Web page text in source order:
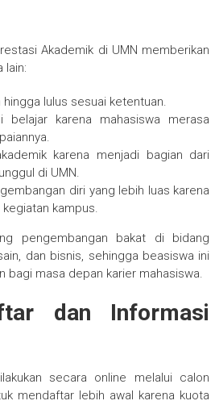
Akademik di UMN memberikan
lain:
hingga lulus sesuai ketentuan.
belajar karena mahasiswa merasa
karena menjadi bagian dari
di UMN.
diri yang lebih luas karena
kampus.
pengembangan bakat di bidang
dan bisnis, sehingga beasiswa ini
bagi masa depan karier mahasiswa.
dan Informasi
secara online melalui calon
mendaftar lebih awal karena kuota